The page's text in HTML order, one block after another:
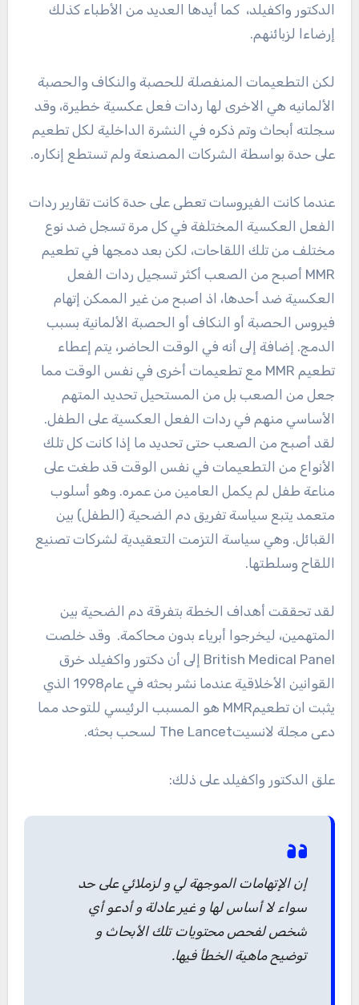
الدكتور واكفيلد، كما أيدها العديد من الأطباء كذلك
إرضاءا لزبائنهم.
لكن التطعيمات المنفصلة للحصبة والنكاف والحصبة
الألمانيه هي الاخرى لها ردات فعل عكسية خطيرة، وقد
سجلته أبحاث وتم ذكره في النشرة الداخلية لكل تطعيم
على حدة بواسطة الشركات المصنعة ولم تستطع إنكاره.
عندما كانت الفيروسات تعطى على حدة كانت تقارير ردات
الفعل العكسية المختلفة في كل مرة تسجل ضد نوع
مختلف من تلك اللقاحات، لكن بعد دمجها في تطعيم
MMR أصبح من الصعب أكثر تسجيل ردات الفعل
العكسية ضد أحدها، اذ اصبح من غير الممكن إتهام
فيروس الحصبة أو النكاف أو الحصبة الألمانية بسبب
الدمج. إضافة إلى أنه في الوقت الحاضر، يتم إعطاء
تطعيم MMR مع تطعيمات أخرى في نفس الوقت مما
جعل من الصعب بل من المستحيل تحديد المتهم
الأساسي منهم في ردات الفعل العكسية على الطفل.
لقد أصبح من الصعب حتى تحديد ما إذا كانت كل تلك
الأنواع من التطعيمات في نفس الوقت قد طغت على
مناعة طفل لم يكمل العامين من عمره. وهو أسلوب
متعمد يتبع سياسة تفريق دم الضحية (الطفل) بين
القبائل. وهي سياسة التزمت التعقيدية لشركات تصنيع
اللقاح وسلطتها.
لقد تحققت أهداف الخطة بتفرقة دم الضحية بين
المتهمين، ليخرجوا أبرياء بدون محاكمة. وقد خلصت
British Medical Panel إلى أن دكتور واكفيلد خرق
القوانين الأخلاقية عندما نشر بحثه في عام1998 الذي
يثبت ان تطعيمMMR هو المسبب الرئيسي للتوحد مما
دعى مجلة لانسيتThe Lancet لسحب بحثه.
علق الدكتور واكفيلد على ذلك:
إن الإتهامات الموجهة لي و لزملائي على حد
سواء لا أساس لها و غير عادلة و أدعو أي
شخص لفحص محتويات تلك الأبحاث و
توضيح ماهية الخطأ فيها.